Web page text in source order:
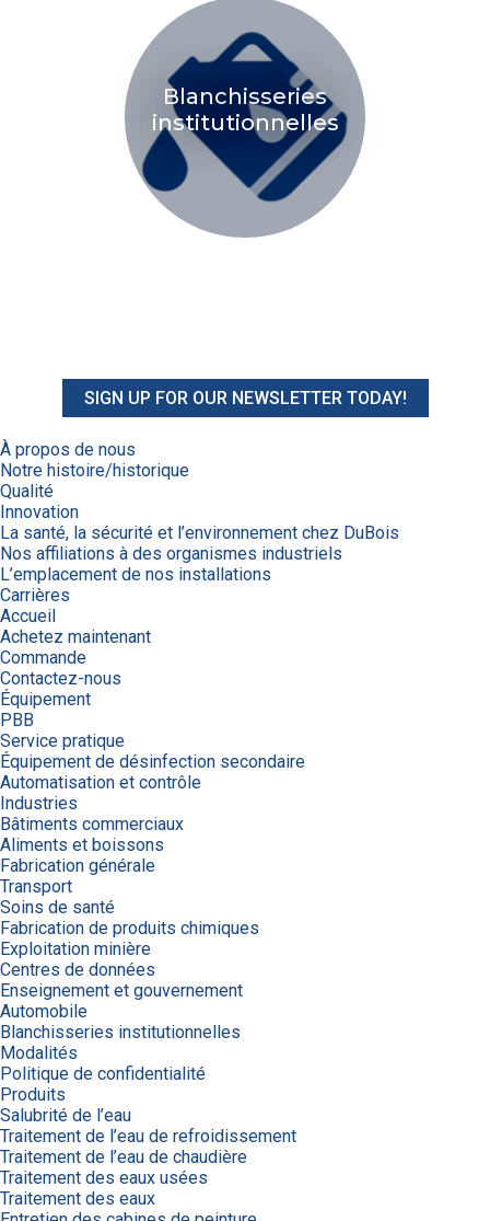
Blanchisseries
institutionnelles
SIGN UP FOR OUR NEWSLETTER TODAY!
À propos de nous
Notre histoire/historique
Qualité
Innovation
La santé, la sécurité et l’environnement chez DuBois
Nos affiliations à des organismes industriels
L’emplacement de nos installations
Carrières
Accueil
Achetez maintenant
Commande
Contactez-nous
Équipement
PBB
Service pratique
Équipement de désinfection secondaire
Automatisation et contrôle
Industries
Bâtiments commerciaux
Aliments et boissons
Fabrication générale
Transport
Soins de santé
Fabrication de produits chimiques
Exploitation minière
Centres de données
Enseignement et gouvernement
Automobile
Blanchisseries institutionnelles
Modalités
Politique de confidentialité
Produits
Salubrité de l’eau
Traitement de l’eau de refroidissement
Traitement de l’eau de chaudière
Traitement des eaux usées
Traitement des eaux